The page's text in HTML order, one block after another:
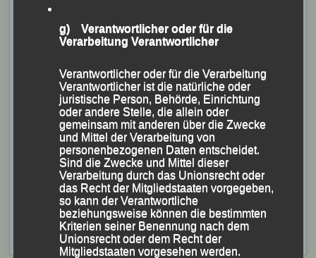
Österreichisch/deutsches Stundenlauf-Duo
Simone Stieber (li.) und Martina Schneider
VeröffentlichtinAktuelles,Archiv 2023|Markiert mitMartina
Schneider,Simone Stieber
g) Verantwortlicher oder für die
Verarbeitung Verantwortlicher
Verantwortlicher oder für die Verarbeitung
Verantwortlicher ist die natürliche oder
juristische Person, Behörde, Einrichtung
oder andere Stelle, die allein oder
gemeinsam mit anderen über die Zwecke
und Mittel der Verarbeitung von
personenbezogenen Daten entscheidet.
Sind die Zwecke und Mittel dieser
Verarbeitung durch das Unionsrecht oder
das Recht der Mitgliedstaaten vorgegeben,
so kann der Verantwortliche
beziehungsweise können die bestimmten
Kriterien seiner Benennung nach dem
Unionsrecht oder dem Recht der
Mitgliedstaaten vorgesehen werden.